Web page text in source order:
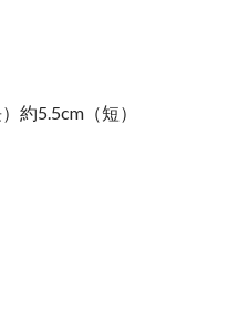
約5.5cm（短）